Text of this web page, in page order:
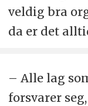
veldig bra
da er det
– Alle lag
forsvarer